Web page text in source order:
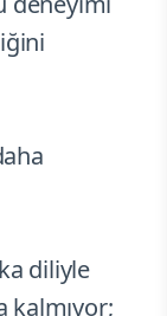
diliyle
kalmıyor;